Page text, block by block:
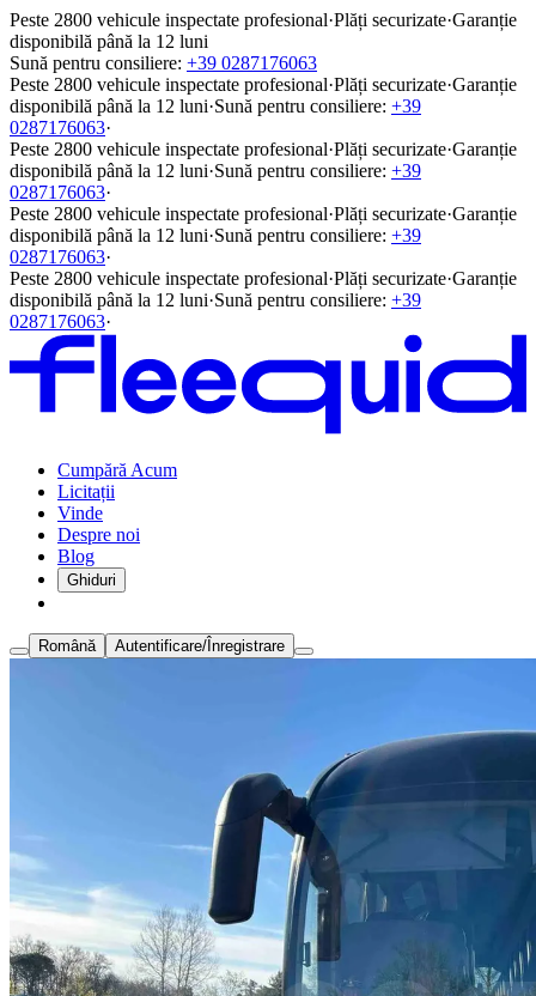
Peste 2800 vehicule inspectate profesional·Plăți securizate·Garanție
disponibilă până la 12 luni
Sună pentru consiliere: +39 0287176063
Peste 2800 vehicule inspectate profesional·Plăți securizate·Garanție
disponibilă până la 12 luni·Sună pentru consiliere: +39
0287176063·
Peste 2800 vehicule inspectate profesional·Plăți securizate·Garanție
disponibilă până la 12 luni·Sună pentru consiliere: +39
0287176063·
Peste 2800 vehicule inspectate profesional·Plăți securizate·Garanție
disponibilă până la 12 luni·Sună pentru consiliere: +39
0287176063·
Peste 2800 vehicule inspectate profesional·Plăți securizate·Garanție
disponibilă până la 12 luni·Sună pentru consiliere: +39
0287176063·
Cumpără Acum
Licitații
Vinde
Despre noi
Blog
Ghiduri
Română Autentificare/Înregistrare